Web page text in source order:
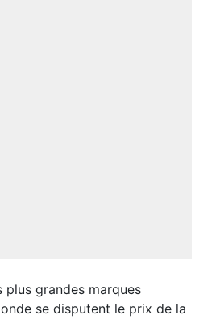
plus grandes marques
se disputent le prix de la